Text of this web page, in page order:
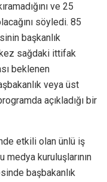
ve 25
söyledi. 85
başkanlık
sağdaki ittifak
beklenen
veya üst
açıkladığı bir
etkili olan ünlü iş
kuruluşlarının
başbakanlık